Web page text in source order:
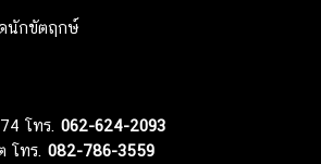
นักขัตฤกษ์
โทร. 062-624-2093
โทร. 082-786-3559